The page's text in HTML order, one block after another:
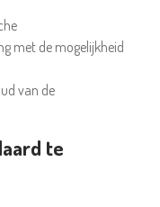
met de mogelijkheid
van de
te